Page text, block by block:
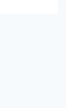
aburrida o
de casa?